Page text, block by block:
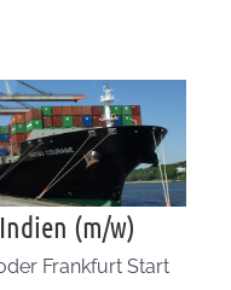
(m/w)
Frankfurt Start